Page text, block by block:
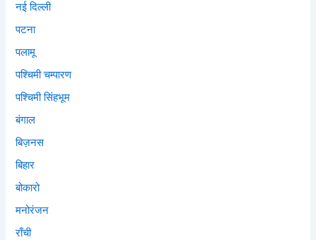
नई दिल्ली
पटना
पलामू
पश्चिमी चम्पारण
पश्चिमी सिंहभूम
बंगाल
बिज़नस
बिहार
बोकारो
मनोरंजन
राँची